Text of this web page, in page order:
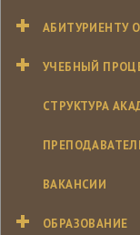
АБИТУРИЕНТУ
УЧЕБНЫЙ
СТРУКТУРА
ВАКАНСИИ
ОБРАЗОВАНИЕ